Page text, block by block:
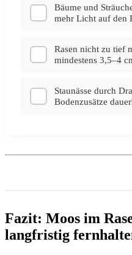
Bäume und
mehr Licht auf den
Rasen nicht zu tief
mindestens 3,5–4
Staunässe durch
Bodenzusätze
Fazit: Moos im
langfristig